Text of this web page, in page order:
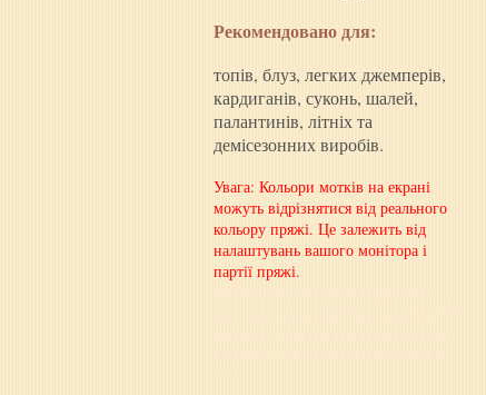
Рекомендовано для:
топів, блуз, легких джемперів,
кардиганів, суконь, шалей,
палантинів, літніх та
демісезонних виробів.
Увага: Кольори мотків на екрані
можуть відрізнятися від реального
кольору пряжі. Це залежить від
налаштувань вашого монітора і
партії пряжі.